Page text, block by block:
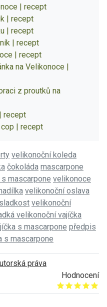
| recept
| recept
| recept
| recept
| recept
na Velikonoce |
z proutků na
recept
| recept
velikonoční koleda
čokoláda mascarpone
mascarpone velikonoce
velikonoční oslava
velikonoční
velikonoční vajíčka
s mascarpone předpis
s mascarpone
práva
Hodnocení
Give it 1/5
Give it 2/5
Give it 3/5
Give it 4/5
Give it 5/5